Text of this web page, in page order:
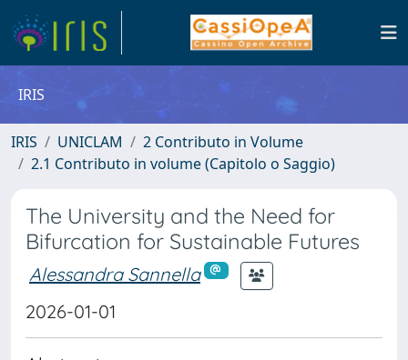
IRIS
IRIS UNICLAM
2 Contributo in Volume
2.1 Contributo in volume (Capitolo o Saggio)
The University and the Need for
Bifurcation for Sustainable Futures
Alessandra Sannella
2026-01-01